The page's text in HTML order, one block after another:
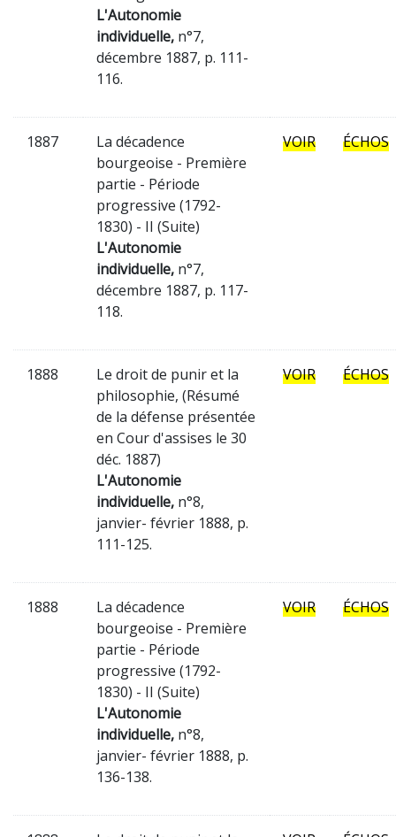
L'Autonomie
individuelle, n°7,
décembre 1887, p. 111-
116.
1887
La décadence
bourgeoise - Première
partie - Période
progressive (1792-
1830) - II (Suite)
L'Autonomie
individuelle, n°7,
décembre 1887, p. 117-
118.
VOIR ÉCHOS
1888
Le droit de punir et la
philosophie, (Résumé
de la défense présentée
en Cour d'assises le 30
déc. 1887)
L'Autonomie
individuelle, n°8,
janvier- février 1888, p.
111-125.
VOIR ÉCHOS
1888
La décadence
bourgeoise - Première
partie - Période
progressive (1792-
1830) - II (Suite)
L'Autonomie
individuelle, n°8,
janvier- février 1888, p.
136-138.
VOIR ÉCHOS